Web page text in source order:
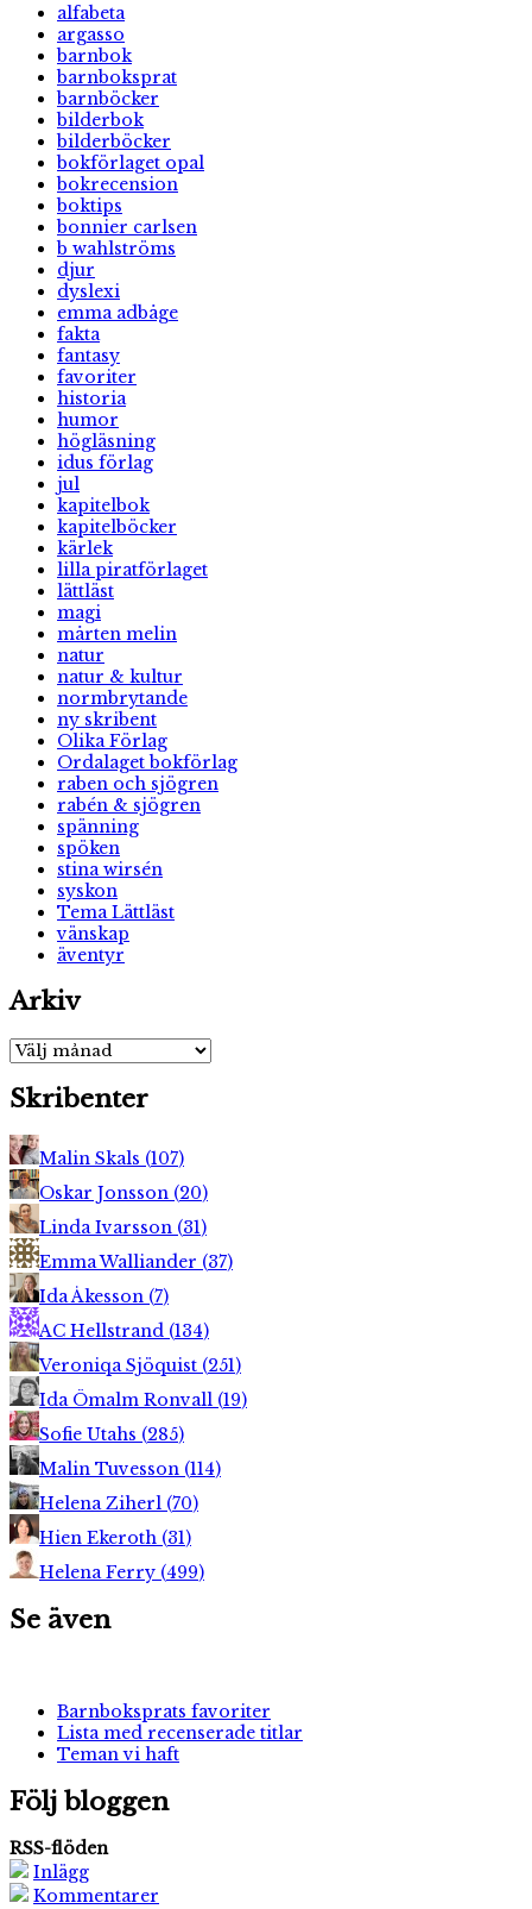
alfabeta
argasso
barnbok
barnboksprat
barnböcker
bilderbok
bilderböcker
bokförlaget opal
bokrecension
boktips
bonnier carlsen
b wahlströms
djur
dyslexi
emma adbåge
fakta
fantasy
favoriter
historia
humor
högläsning
idus förlag
jul
kapitelbok
kapitelböcker
kärlek
lilla piratförlaget
lättläst
magi
mårten melin
natur
natur & kultur
normbrytande
ny skribent
Olika Förlag
Ordalaget bokförlag
raben och sjögren
rabén & sjögren
spänning
spöken
stina wirsén
syskon
Tema Lättläst
vänskap
äventyr
Arkiv
Arkiv
Skribenter
Malin Skals (107)
Oskar Jonsson (20)
Linda Ivarsson (31)
Emma Walliander (37)
Ida Åkesson (7)
AC Hellstrand (134)
Veroniqa Sjöquist (251)
Ida Ömalm Ronvall (19)
Sofie Utahs (285)
Malin Tuvesson (114)
Helena Ziherl (70)
Hien Ekeroth (31)
Helena Ferry (499)
Se även
Barnboksprats favoriter
Lista med recenserade titlar
Teman vi haft
Följ bloggen
RSS-flöden
Inlägg
Kommentarer